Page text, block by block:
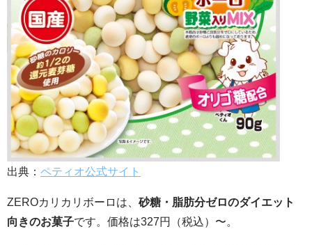
出典： ペティオ公式サイト
ZEROカリカリボーロは、 砂糖・脂肪分ゼロのダイエット
向きのお菓子です。価格は327円（税込）〜。